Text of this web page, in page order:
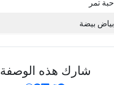
حبة تمر
بياض بيضة
شارك هذه الوصفة